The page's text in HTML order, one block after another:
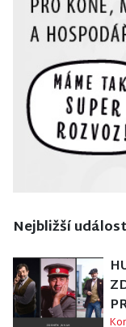
Nejbližší